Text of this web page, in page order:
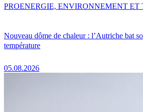
Nouveau dôme de chaleur : l’Autriche bat
température
05.08.2026
PROENERGIE, ENVIRONNEMENT ET